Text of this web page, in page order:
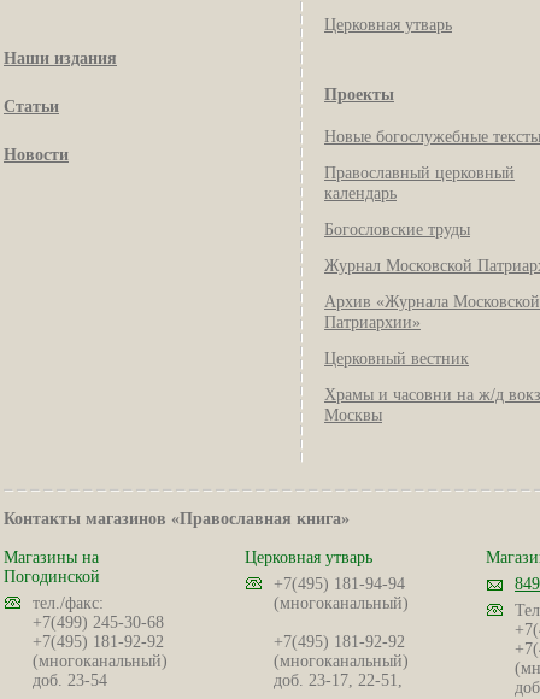
Наши издания
Статьи
Новости
Церковная утварь
Проекты
Новые богослужебные тексты
Православный церковный
календарь
Богословские труды
Журнал Московской
Архив «Журнала Московской
Патриархии»
Церковный вестник
Храмы и часовни на ж/д
Москвы
Контакты магазинов «Православная книга»
Магазины на
Погодинской
тел./факс:
+7(499) 245-30-68
+7(495) 181-92-92
(многоканальный)
доб. 23-54
Церковная утварь
+7(495) 181-94-94
(многоканальный)
+7(495) 181-92-92
(многоканальный)
доб. 23-17, 22-51,